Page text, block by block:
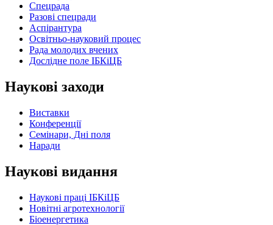
Спецрада
Разові спецради
Аспірантура
Освітньо-науковий процес
Рада молодих вчених
Дослідне поле ІБКіЦБ
Наукові заходи
Виставки
Конференції
Семінари, Дні поля
Наради
Наукові видання
Наукові праці ІБКіЦБ
Новітні агротехнології
Бiоенергетика